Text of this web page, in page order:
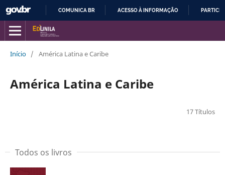
COMUNICA BR ACESSO À INFORMAÇÃO
Início / América Latina e Caribe
América Latina e Caribe
17 Títulos
Todos os livros